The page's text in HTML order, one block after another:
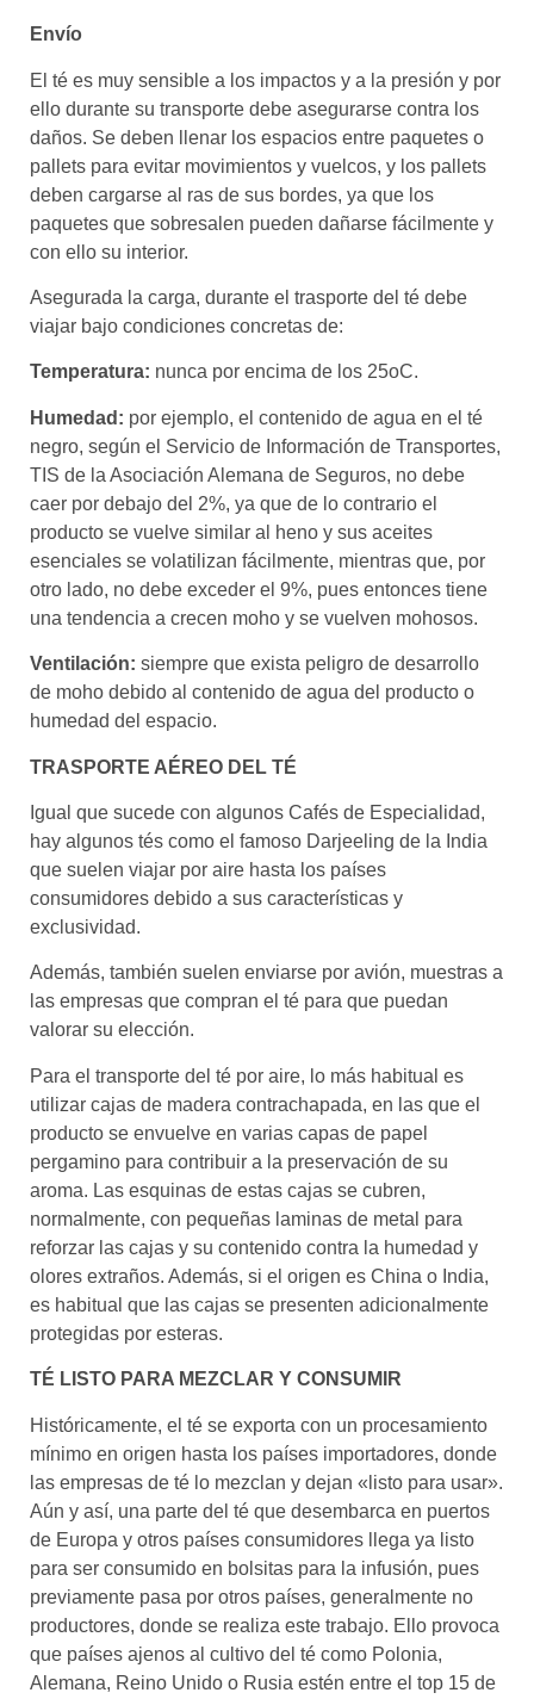
Envío
El té es muy sensible a los impactos y a la presión y por
ello durante su transporte debe asegurarse contra los
daños. Se deben llenar los espacios entre paquetes o
pallets para evitar movimientos y vuelcos, y los pallets
deben cargarse al ras de sus bordes, ya que los
paquetes que sobresalen pueden dañarse fácilmente y
con ello su interior.
Asegurada la carga, durante el trasporte del té debe
viajar bajo condiciones concretas de:
Temperatura: nunca por encima de los 25oC.
Humedad: por ejemplo, el contenido de agua en el té
negro, según el Servicio de Información de Transportes,
TIS de la Asociación Alemana de Seguros, no debe
caer por debajo del 2%, ya que de lo contrario el
producto se vuelve similar al heno y sus aceites
esenciales se volatilizan fácilmente, mientras que, por
otro lado, no debe exceder el 9%, pues entonces tiene
una tendencia a crecen moho y se vuelven mohosos.
Ventilación: siempre que exista peligro de desarrollo
de moho debido al contenido de agua del producto o
humedad del espacio.
TRASPORTE AÉREO DEL TÉ
Igual que sucede con algunos Cafés de Especialidad,
hay algunos tés como el famoso Darjeeling de la India
que suelen viajar por aire hasta los países
consumidores debido a sus características y
exclusividad.
Además, también suelen enviarse por avión, muestras a
las empresas que compran el té para que puedan
valorar su elección.
Para el transporte del té por aire, lo más habitual es
utilizar cajas de madera contrachapada, en las que el
producto se envuelve en varias capas de papel
pergamino para contribuir a la preservación de su
aroma. Las esquinas de estas cajas se cubren,
normalmente, con pequeñas laminas de metal para
reforzar las cajas y su contenido contra la humedad y
olores extraños. Además, si el origen es China o India,
es habitual que las cajas se presenten adicionalmente
protegidas por esteras.
TÉ LISTO PARA MEZCLAR Y CONSUMIR
Históricamente, el té se exporta con un procesamiento
mínimo en origen hasta los países importadores, donde
las empresas de té lo mezclan y dejan «listo para usar».
Aún y así, una parte del té que desembarca en puertos
de Europa y otros países consumidores llega ya listo
para ser consumido en bolsitas para la infusión, pues
previamente pasa por otros países, generalmente no
productores, donde se realiza este trabajo. Ello provoca
que países ajenos al cultivo del té como Polonia,
Alemana, Reino Unido o Rusia estén entre el top 15 de